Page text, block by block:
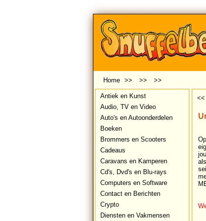
Home >> >> >>
Antiek en Kunst
Audio, TV en Video
Auto's en Autoonderdelen
Boeken
Brommers en Scooters
Cadeaus
Caravans en Kamperen
Cd's, Dvd's en Blu-rays
Computers en Software
Contact en Berichten
Crypto
Diensten en Vakmensen
<<